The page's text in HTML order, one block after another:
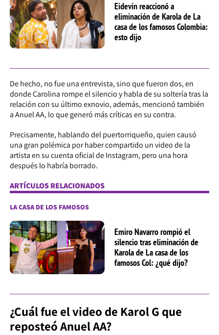
Eidevin reaccionó a
eliminación de Karola de La
casa de los famosos Colombia:
esto dijo
De hecho, no fue una entrevista, sino que fueron dos, en
donde Carolina rompe el silencio y habla de su soltería tras la
relación con su último exnovio, además, mencionó también
a Anuel AA, lo que generó más críticas en su contra.
Precisamente, hablando del puertorriqueño, quien causó
una gran polémica por haber compartido un video de la
artista en su cuenta oficial de Instagram, pero una hora
después lo habría borrado.
ARTÍCULOS RELACIONADOS
LA CASA DE LOS FAMOSOS
Emiro Navarro rompió el
silencio tras eliminación de
Karola de La casa de los
famosos Col: ¿qué dijo?
¿Cuál fue el video de Karol G que
reposteó Anuel AA?